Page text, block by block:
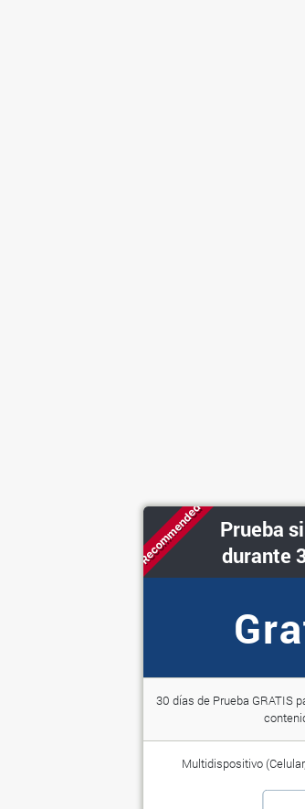
Recommended
Prueba
durante
30 días de Prueba GRATIS
Multidispositivo